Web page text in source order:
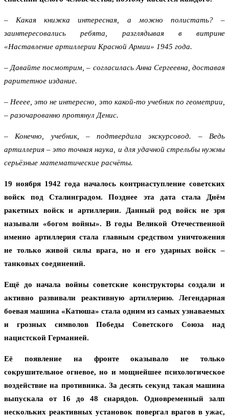
– Какая книжка интересная, а можно полистать? –
заинтересовались ребята, разглядывая в витрине
«Наставление артиллерии Красной Армии» 1945 года.
– Давайте посмотрим, – согласилась Анна Сергеевна, доставая
раритетное издание.
– Нееее, это не интересно, это какой-то учебник по геометрии,
– разочарованно протянул Денис.
– Конечно, учебник, – подтвердила экскурсовод. – Ведь
артиллерия – это точная наука, и для удачной стрельбы нужны
серьёзные математические расчёты.
19 ноября 1942 года началось контрнаступление советских
войск под Сталинградом. Позднее эта дата стала Днём
ракетных войск и артиллерии. Данный род войск не зря
называли «богом войны». В годы Великой Отечественной
именно артиллерия стала главным средством уничтожения
не только живой силы врага, но и его ударных войск –
танковых соединений.
Ещё до начала войны советские конструкторы создали и
активно развивали реактивную артиллерию. Легендарная
боевая машина «Катюша» стала одним из самых узнаваемых
и грозных символов Победы Советского Союза над
нацистской Германией.
Её появление на фронте оказывало не только
сокрушительное огневое, но и мощнейшее психологическое
воздействие на противника. За десять секунд такая машина
выпускала от 16 до 48 снарядов. Одновременный залп
нескольких реактивных установок повергал врагов в ужас,